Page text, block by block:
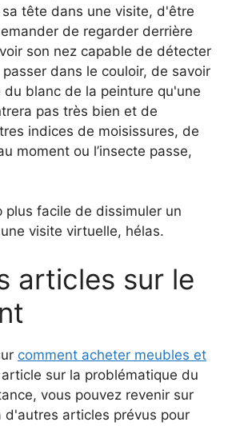
tête dans une visite, d'être
de regarder derrière
son nez capable de détecter
dans le couloir, de savoir
blanc de la peinture qu'une
pas très bien et de
indices de moisissures, de
moment ou l’insecte passe,
plus facile de dissimuler un
visite virtuelle, hélas.
articles sur le
comment acheter meubles et
sur la problématique du
vous pouvez revenir sur
d'autres articles prévus pour